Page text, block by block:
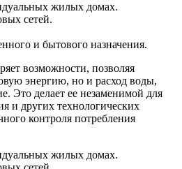
жилых домах.
сетей.
и бытового назначения.
возможности, позволяя
энергию, но и расход воды,
Это делает ее незаменимой для
и других технологических
контроля потребления
жилых домах.